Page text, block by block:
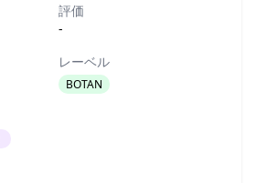
評価
-
レーベル
BOTAN